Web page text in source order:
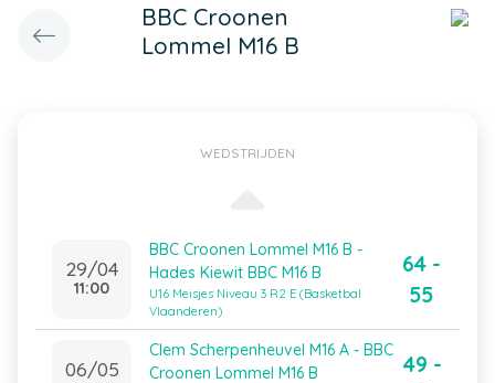
BBC Croonen
Lommel M16 B
WEDSTRIJDEN
29/04
11:00
BBC Croonen Lommel M16 B -
Hades Kiewit BBC M16 B
U16 Meisjes Niveau 3 R2 E (Basketbal
Vlaanderen)
64 -
55
06/05
Clem Scherpenheuvel M16 A - BBC
Croonen Lommel M16 B
49 -